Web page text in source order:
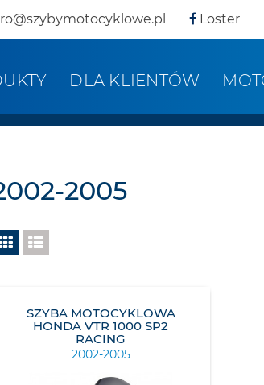
Loster
DLA KLIENTÓW
2005
SZYBA MOTOCYKLOWA
HONDA VTR 1000 SP2
RACING
2002-2005